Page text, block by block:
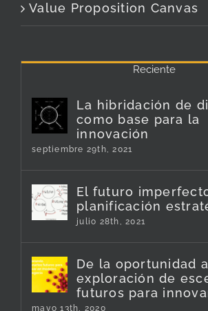
Value Proposition Canvas
Reciente
La hibridación de
como base para la
innovación
septiembre 29th, 2021
El futuro
planificación
julio 28th, 2021
De la oportunidad
exploración de
futuros para
mayo 13th, 2020